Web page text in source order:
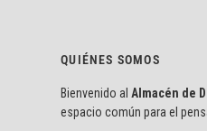
QUIÉNES SOMOS
Bienvenido al Almacén de
espacio común para el